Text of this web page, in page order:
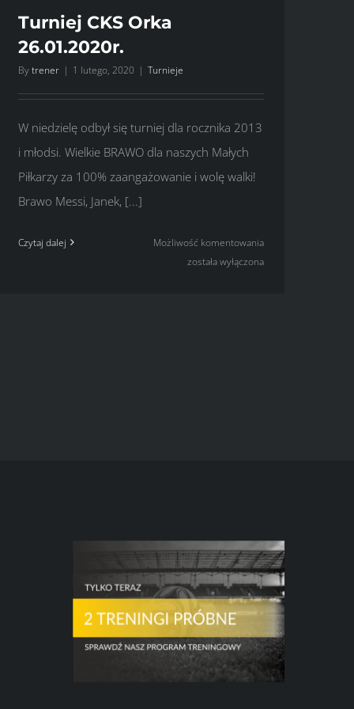
Turniej CKS Orka
26.01.2020r.
Bytrener | 1 lutego, 2020 | Turnieje
W niedzielę odbył się turniej dla rocznika 2013
i młodsi. Wielkie BRAWO dla naszych Małych
Piłkarzy za 100% zaangażowanie i wolę walki!
Brawo Messi, Janek, [...]
Czytaj dalej Możliwość komentowaniaTurniej
CKS
została wyłączona